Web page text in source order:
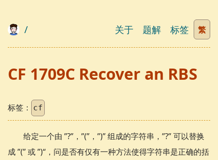
/ 关于 题解 标签 繁
CF 1709C Recover an RBS
标签： cf
给定一个由 ”?”，”(”，”)” 组成的字符串，”?” 可以替换
成 ”(” 或 ”)“，问是否有仅有一种方法使得字符串是正确的括